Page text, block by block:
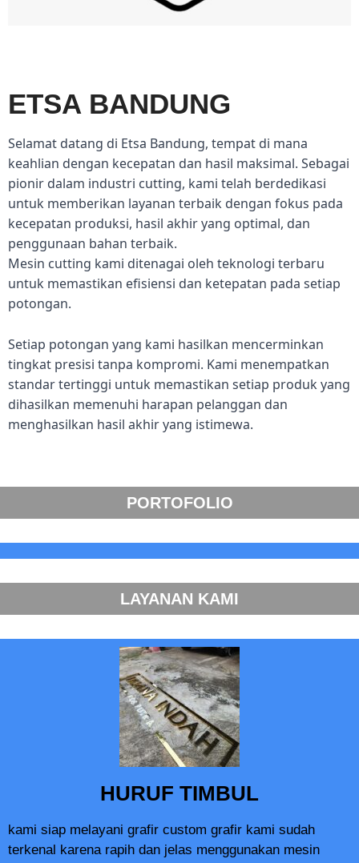
ETSA BANDUNG
Selamat datang di Etsa Bandung, tempat di mana
keahlian dengan kecepatan dan hasil maksimal. Sebagai
pionir dalam industri cutting, kami telah berdedikasi
untuk memberikan layanan terbaik dengan fokus pada
kecepatan produksi, hasil akhir yang optimal, dan
penggunaan bahan terbaik.
Mesin cutting kami ditenagai oleh teknologi terbaru
untuk memastikan efisiensi dan ketepatan pada setiap
potongan.
Setiap potongan yang kami hasilkan mencerminkan
tingkat presisi tanpa kompromi. Kami menempatkan
standar tertinggi untuk memastikan setiap produk yang
dihasilkan memenuhi harapan pelanggan dan
menghasilkan hasil akhir yang istimewa.
PORTOFOLIO
LAYANAN KAMI
HURUF TIMBUL
kami siap melayani grafir custom grafir kami sudah
terkenal karena rapih dan jelas menggunakan mesin